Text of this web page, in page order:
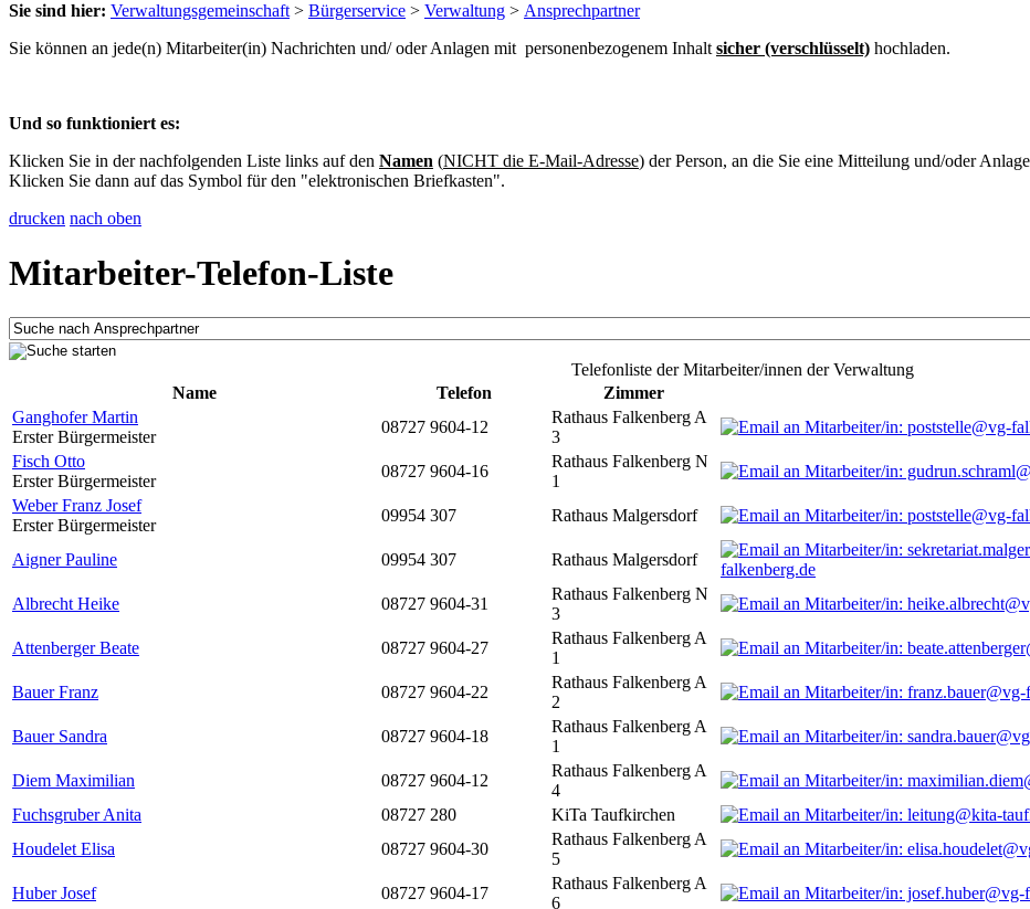
Sie sind hier: Verwaltungsgemeinschaft > Bürgerservice > Verwaltung > Ansprechpartner
Sie können an jede(n) Mitarbeiter(in) Nachrichten und/ oder Anlagen mit personenbezogenem Inhalt sicher (verschlüsselt) hochladen.
Und so funktioniert es:
Klicken Sie in der nachfolgenden Liste links auf den Namen (NICHT die E-Mail-Adresse) der Person, an die Sie eine Mitteilung und/oder
Klicken Sie dann auf das Symbol für den "elektronischen Briefkasten".
drucken nach oben
Mitarbeiter-Telefon-Liste
Telefonliste der Mitarbeiter/innen der Verwaltung
Name
Telefon Zimmer
Ganghofer Martin
Erster Bürgermeister
08727 9604-12
Rathaus Falkenberg A
3
Fisch Otto
Erster Bürgermeister
08727 9604-16
Rathaus Falkenberg N
1
Weber Franz Josef
Erster Bürgermeister
09954 307 Rathaus Malgersdorf
Aigner Pauline 09954 307 Rathaus Malgersdorf
falkenberg.de
Albrecht Heike
08727 9604-31
Rathaus Falkenberg N
3
Attenberger Beate 08727 9604-27
Rathaus Falkenberg A
1
Bauer Franz 08727 9604-22
Rathaus Falkenberg A
2
Bauer Sandra 08727 9604-18
Rathaus Falkenberg A
1
Diem Maximilian 08727 9604-12
Rathaus Falkenberg A
4
Fuchsgruber Anita
08727 280 KiTa Taufkirchen
Houdelet Elisa
08727 9604-30
Rathaus Falkenberg A
5
Huber Josef 08727 9604-17
Rathaus Falkenberg A
6